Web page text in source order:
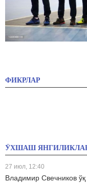
ФИКРЛАР
ЎХШАШ
27 июл, 12:40
Владимир Свечников